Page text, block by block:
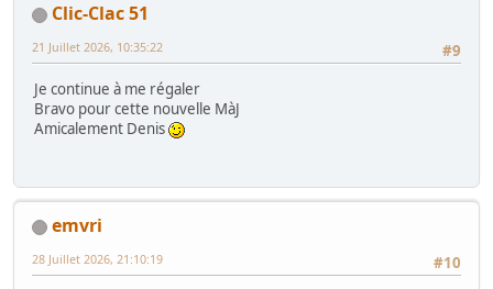
Clic-Clac 51
#9
21 Juillet 2026, 10:35:22
Je continue à me régaler
Bravo pour cette nouvelle MàJ
Amicalement Denis
emvri
#10
28 Juillet 2026, 21:10:19